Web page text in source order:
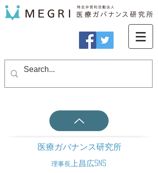
医療ガバナンス研究所
理事長 上昌広SNS